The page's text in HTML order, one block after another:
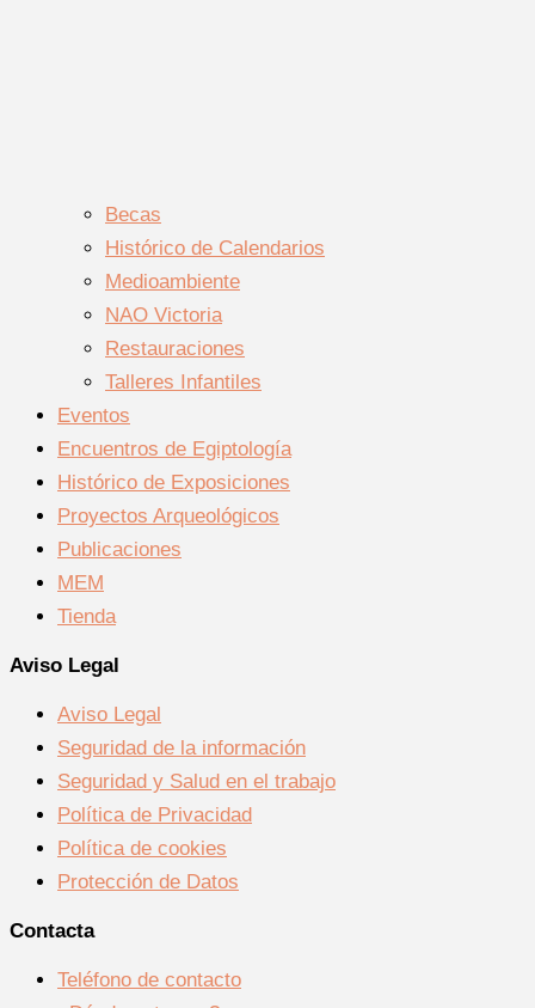
Becas
Histórico de Calendarios
Medioambiente
NAO Victoria
Restauraciones
Talleres Infantiles
Eventos
Encuentros de Egiptología
Histórico de Exposiciones
Proyectos Arqueológicos
Publicaciones
MEM
Tienda
Aviso Legal
Aviso Legal
Seguridad de la información
Seguridad y Salud en el trabajo
Política de Privacidad
Política de cookies
Protección de Datos
Contacta
Teléfono de contacto